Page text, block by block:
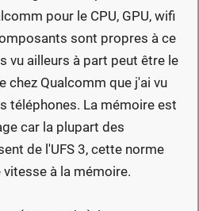
pour le CPU, GPU, wifi
sont propres à ce
vu ailleurs à part peut être le
chez Qualcomm que j'ai vu
téléphones. La mémoire est
car la plupart des
de l'UFS 3, cette norme
à la mémoire.